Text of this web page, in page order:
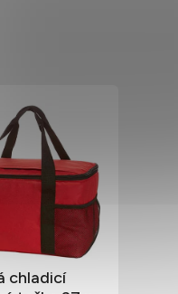
chladicí